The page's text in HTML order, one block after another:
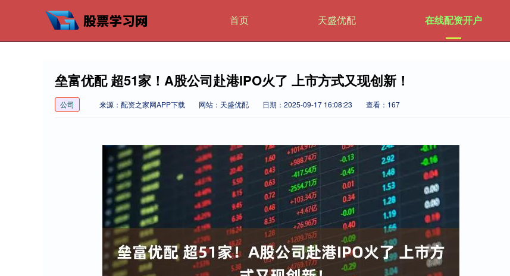
首页 天盛优配 在线配资开户
垒富优配 超51家！A股公司赴港IPO火了 上市方式又现创新！
公司 来源：配资之家网APP下载 网站：天盛优配 日期：2025-09-17 16:08:23 查看：167